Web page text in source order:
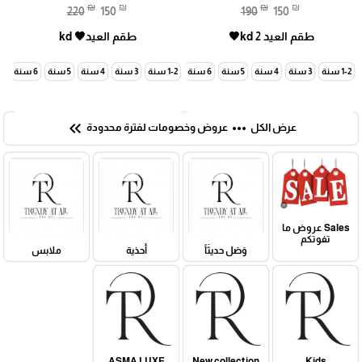
190 ₪ 150 ₪
طقم العيد kd 2🤎
1-2 سنة 3 سنة 4 سنة 5 سنة 6 سنة 7 سنة
220 ₪ 150 ₪
طقم العيد🤎 kd
1-2 سنة 3 سنة 4 سنة 5 سنة 6 سنة
عرض الكل more_horiz عروض وخصومات لفترة محدودة keyboard_double_arrow_left
Sales عروض ما
تفوتكم
وَصَل حديثَاً
أحذية ملابس